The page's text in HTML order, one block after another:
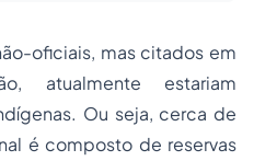
oficiais, mas citados em
atualmente estariam
Ou seja, cerca de
é composto de reservas